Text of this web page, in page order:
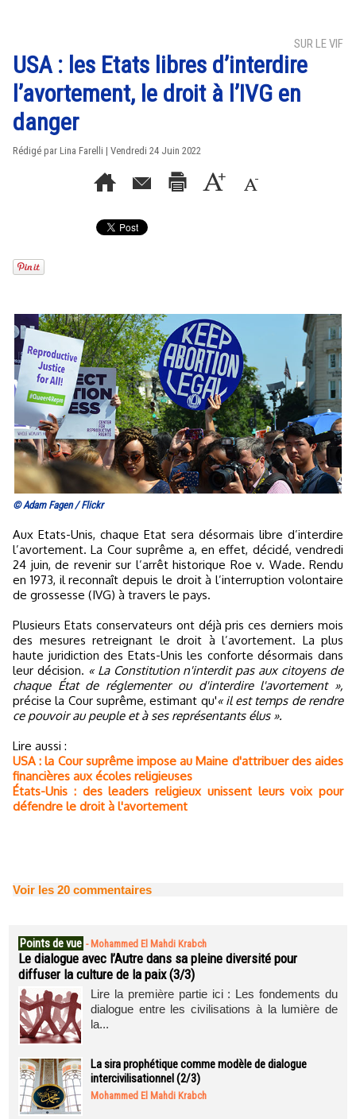
SUR LE VIF
USA : les Etats libres d’interdire
l’avortement, le droit à l’IVG en
danger
Rédigé par Lina Farelli | Vendredi 24 Juin 2022
© Adam Fagen / Flickr
Aux Etats-Unis, chaque Etat sera désormais libre d’interdire
l’avortement. La Cour suprême a, en effet, décidé, vendredi
24 juin, de revenir sur l’arrêt historique Roe v. Wade. Rendu
en 1973, il reconnaît depuis le droit à l’interruption volontaire
de grossesse (IVG) à travers le pays.
Plusieurs Etats conservateurs ont déjà pris ces derniers mois
des mesures retreignant le droit à l’avortement. La plus
haute juridiction des Etats-Unis les conforte désormais dans
leur décision. « La Constitution n'interdit pas aux citoyens de
chaque État de réglementer ou d'interdire l'avortement »,
précise la Cour suprême, estimant qu'« il est temps de rendre
ce pouvoir au peuple et à ses représentants élus ».
Lire aussi :
USA : la Cour suprême impose au Maine d'attribuer des aides
financières aux écoles religieuses
États-Unis : des leaders religieux unissent leurs voix pour
défendre le droit à l'avortement
Voir les 20 commentaires
Points de vue - Mohammed El Mahdi Krabch
Le dialogue avec l’Autre dans sa pleine diversité pour
diffuser la culture de la paix (3/3)
Lire la première partie ici : Les fondements du
dialogue entre les civilisations à la lumière de
la...
La sira prophétique comme modèle de dialogue
intercivilisationnel (2/3)
Mohammed El Mahdi Krabch